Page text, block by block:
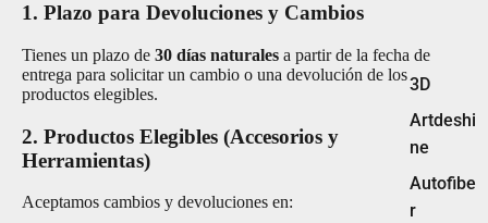
s
tos
Llantas
3D
Artdeshi
ne
Autofibe
r
1. Plazo para Devoluciones y Cambios
Tienes un plazo de 30 días naturales a partir de la fecha de
entrega para solicitar un cambio o una devolución de los
productos elegibles.
2. Productos Elegibles (Accesorios y
Herramientas)
Aceptamos cambios y devoluciones en: